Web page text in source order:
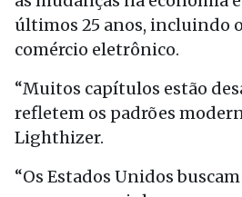
últimos 25 anos, incluindo
comércio eletrônico.
“Muitos capítulos estão
refletem os padrões
Lighthizer.
“Os Estados Unidos